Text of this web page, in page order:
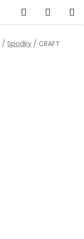
Hledat
KOŠÍK
/ Spodky / CRAFT